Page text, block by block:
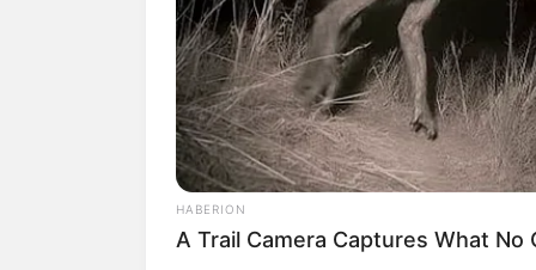
SHARE TWEET SHARE
iJi Chang Wook mulai dikenal oleh
dalam dramaSmile Again(2010-2011).
Sejak saat itu tawaran drama untuknya
musikal. Sementara dalam layar film,
HABERION
A Trail Camera Captures What No